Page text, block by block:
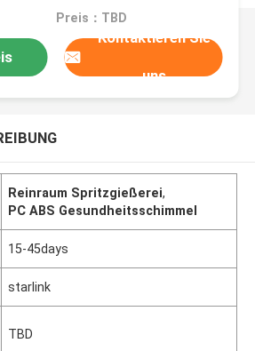
Reinraum Spritzgießerei
Preis：TBD
Kontaktieren Sie
uns
Reinraum Spritzgießerei,
PC ABS Gesundheitsschimmel
15-45days
starlink
TBD